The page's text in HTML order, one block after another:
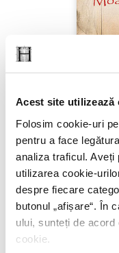
Acest site utilizează
Folosim cookie-uri
pentru a face
analiza traficul. Aveți
utilizarea cookie-
despre fiecare
butonul „ afișare“. În
ului, sunteți de
cookie.
Dale